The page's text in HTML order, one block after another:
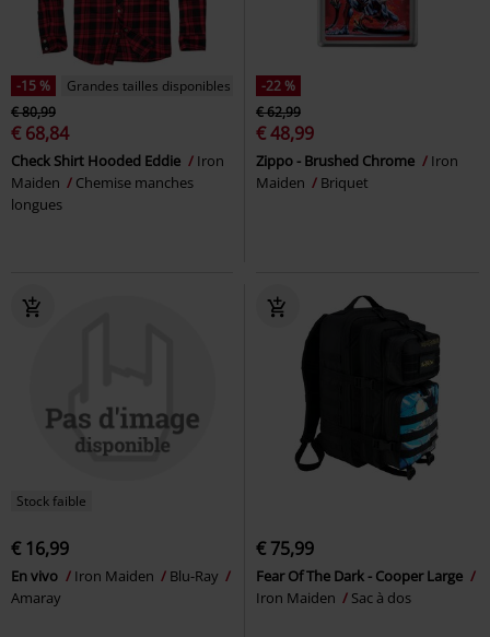
-15 %
Grandes tailles disponibles
€ 80,99
€ 68,84
Check Shirt Hooded Eddie
Iron
Maiden
Chemise manches
longues
-22 %
€ 62,99
€ 48,99
Zippo - Brushed Chrome
Iron
Maiden
Briquet
Stock faible
€ 16,99
En vivo Iron Maiden
Blu-Ray
Amaray
€ 75,99
Fear Of The Dark - Cooper Large
Iron Maiden
Sac à dos